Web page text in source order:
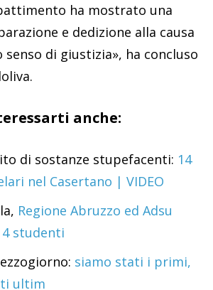
ha mostrato una
e dedizione alla causa
di giustizia», ha concluso
anche:
di sostanze stupefacenti: 14
nel Casertano | VIDEO
Regione Abruzzo ed Adsu
studenti
siamo stati i primi,
ultim